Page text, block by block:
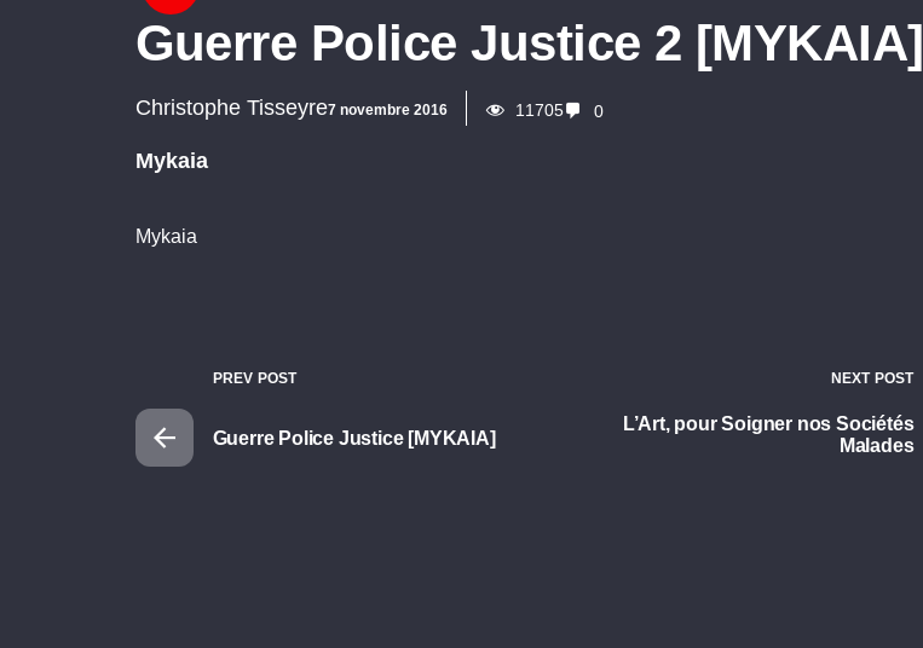
Guerre Police Justice 2 [MYKAIA]
Christophe Tisseyre7 novembre 2016 11705 0
Mykaia
Mykaia
PREV POST
Guerre Police Justice [MYKAIA]
NEXT POST
L’Art, pour Soigner nos Sociétés
Malades